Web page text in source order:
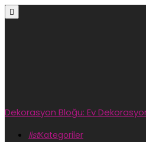

Dekorasyon Bloğu: Ev
listKategoriler